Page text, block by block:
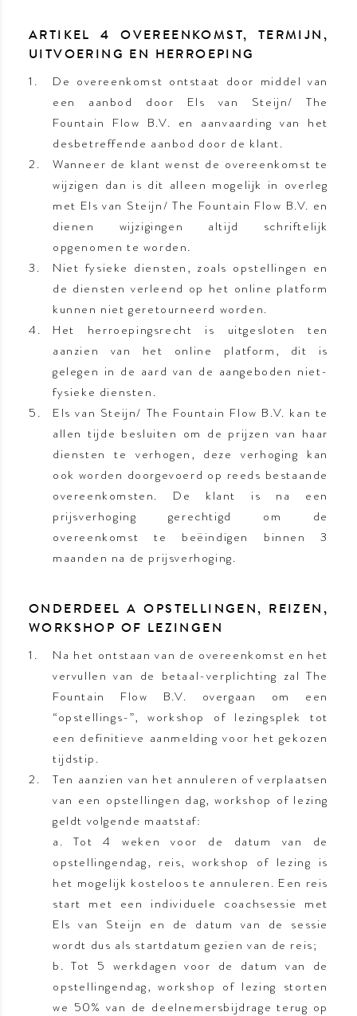
ARTIKEL 4 OVEREENKOMST, TERMIJN,
UITVOERING EN HERROEPING
De overeenkomst ontstaat door middel van
een aanbod door Els van Steijn/ The
Fountain Flow B.V. en aanvaarding van het
desbetreffende aanbod door de klant.
Wanneer de klant wenst de overeenkomst te
wijzigen dan is dit alleen mogelijk in overleg
met Els van Steijn/ The Fountain Flow B.V. en
dienen wijzigingen altijd schriftelijk
opgenomen te worden.
Niet fysieke diensten, zoals opstellingen en
de diensten verleend op het online platform
kunnen niet geretourneerd worden.
Het herroepingsrecht is uitgesloten ten
aanzien van het online platform, dit is
gelegen in de aard van de aangeboden niet-
fysieke diensten.
Els van Steijn/ The Fountain Flow B.V. kan te
allen tijde besluiten om de prijzen van haar
diensten te verhogen, deze verhoging kan
ook worden doorgevoerd op reeds bestaande
overeenkomsten. De klant is na een
prijsverhoging gerechtigd om de
overeenkomst te beëindigen binnen 3
maanden na de prijsverhoging.
ONDERDEEL A OPSTELLINGEN, REIZEN,
WORKSHOP OF LEZINGEN
Na het ontstaan van de overeenkomst en het
vervullen van de betaal-verplichting zal The
Fountain Flow B.V. overgaan om een
“opstellings-”, workshop of lezingsplek tot
een definitieve aanmelding voor het gekozen
tijdstip.
Ten aanzien van het annuleren of verplaatsen
van een opstellingen dag, workshop of lezing
geldt volgende maatstaf:
a. Tot 4 weken voor de datum van de
opstellingendag, reis, workshop of lezing is
het mogelijk kosteloos te annuleren. Een reis
start met een individuele coachsessie met
Els van Steijn en de datum van de sessie
wordt dus als startdatum gezien van de reis;
b. Tot 5 werkdagen voor de datum van de
opstellingendag, workshop of lezing storten
we 50% van de deelnemersbijdrage terug op